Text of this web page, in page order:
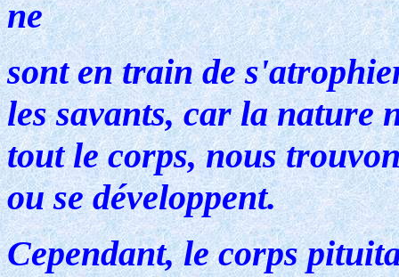
ne
sont en train de
les savants, car la nature
tout le corps, nous
ou se développent.
Cependant, le corps